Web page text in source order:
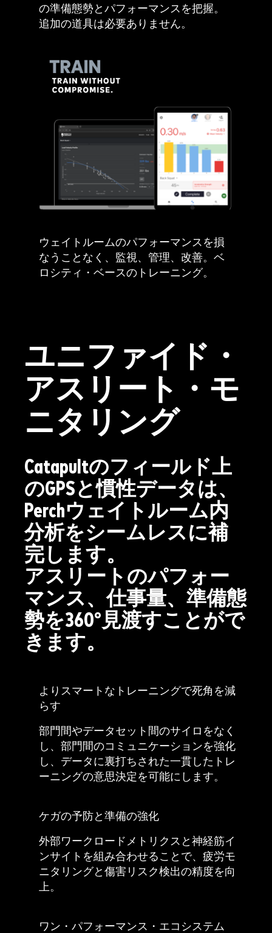
の準備態勢とパフォーマンスを把握。
追加の道具は必要ありません。
ウェイトルームのパフォーマンスを損
なうことなく、監視、管理、改善。ベ
ロシティ・ベースのトレーニング。
ユニファイド・
アスリート・モ
ニタリング
Catapultのフィールド上
のGPSと慣性データは、
Perchウェイトルーム内
分析をシームレスに補
完します。
アスリートのパフォー
マンス、仕事量、準備態
勢を360°見渡すことがで
きます。
よりスマートなトレーニングで死角を減
らす
部門間やデータセット間のサイロをなく
し、部門間のコミュニケーションを強化
し、データに裏打ちされた一貫したトレ
ーニングの意思決定を可能にします。
ケガの予防と準備の強化
外部ワークロードメトリクスと神経筋イ
ンサイトを組み合わせることで、疲労モ
ニタリングと傷害リスク検出の精度を向
上。
ワン・パフォーマンス・エコシステム